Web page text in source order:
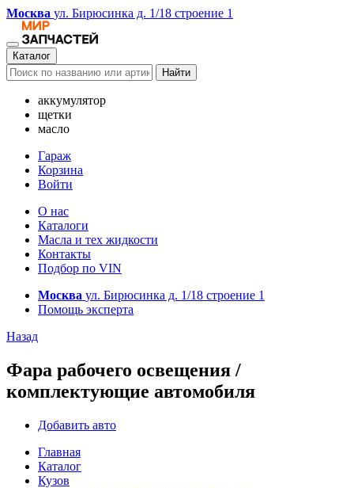
Москва ул. Бирюсинка д. 1/18 строение 1
Каталог
Найти
аккумулятор
щетки
масло
Гараж
Корзина
Войти
О нас
Каталоги
Масла и тех жидкости
Контакты
Подбор по VIN
Москва ул. Бирюсинка д. 1/18 строение 1
Помощь эксперта
Назад
Фара рабочего освещения /
комплектующие автомобиля
Добавить авто
Главная
Каталог
Кузов